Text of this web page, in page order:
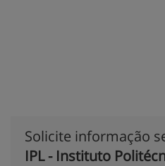
Solicite informação
IPL - Instituto